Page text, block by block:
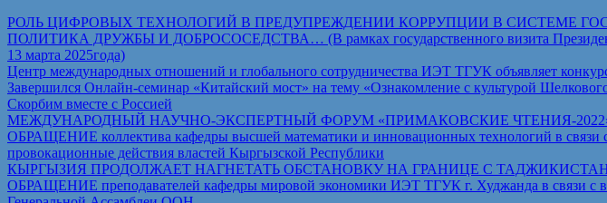
РОЛЬ ЦИФРОВЫХ ТЕХНОЛОГИЙ В ПРЕДУПРЕЖДЕНИИ КОРРУПЦИИ В СИСТЕМЕ
ПОЛИТИКА ДРУЖБЫ И ДОБРОСОСЕДСТВА… (В рамках государственного визита
13 марта 2025года)
Центр международных отношений и глобального сотрудничества ИЭТ ТГУК объявляет
Завершился Онлайн-семинар «Китайский мост» на тему «Ознакомление с культурой
Скорбим вместе с Россией
МЕЖДУНАРОДНЫЙ НАУЧНО-ЭКСПЕРТНЫЙ ФОРУМ «ПРИМАКОВСКИЕ ЧТЕНИЯ-
ОБРАЩЕНИЕ коллектива кафедры высшей математики и инновационных технологий в связи
провокационные действия властей Кыргызской Республики
КЫРГЫЗИЯ ПРОДОЛЖАЕТ НАГНЕТАТЬ ОБСТАНОВКУ НА ГРАНИЦЕ С
ОБРАЩЕНИЕ преподавателей кафедры мировой экономики ИЭТ ТГУК г. Худжанда в связи с